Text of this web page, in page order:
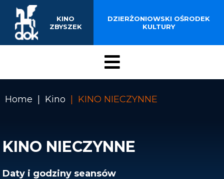
Przejdź
treści
Menu
Kino
ZAPOWIEDZI
KONTAKT
DZIERŻONIOWSKI OŚRODEK
KULTURY
KINO
ZBYSZEK
Home Kino KINO NIECZYNNE
KINO NIECZYNNE
Daty i godziny seansów